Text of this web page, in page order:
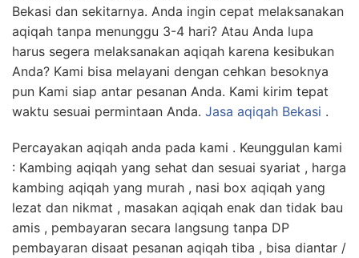
Bekasi dan sekitarnya. Anda ingin cepat melaksanakan
aqiqah tanpa menunggu 3-4 hari? Atau Anda lupa
harus segera melaksanakan aqiqah karena kesibukan
Anda? Kami bisa melayani dengan cehkan besoknya
pun Kami siap antar pesanan Anda. Kami kirim tepat
waktu sesuai permintaan Anda. Jasa aqiqah Bekasi .
Percayakan aqiqah anda pada kami . Keunggulan kami
: Kambing aqiqah yang sehat dan sesuai syariat , harga
kambing aqiqah yang murah , nasi box aqiqah yang
lezat dan nikmat , masakan aqiqah enak dan tidak bau
amis , pembayaran secara langsung tanpa DP
pembayaran disaat pesanan aqiqah tiba , bisa diantar /